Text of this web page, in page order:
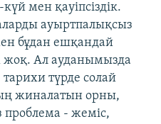
мен қауіпсіздік.
ауыртпалықсыз
бұдан ешқандай
жоқ. Ал ауданымызда
түрде солай
жиналатын орны,
проблема - жеміс,